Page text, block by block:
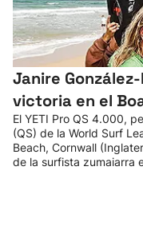
Janire
victoria en el
El YETI Pro QS 4.000,
(QS) de la World Surf
Beach, Cornwall
de la surfista zumaiarra